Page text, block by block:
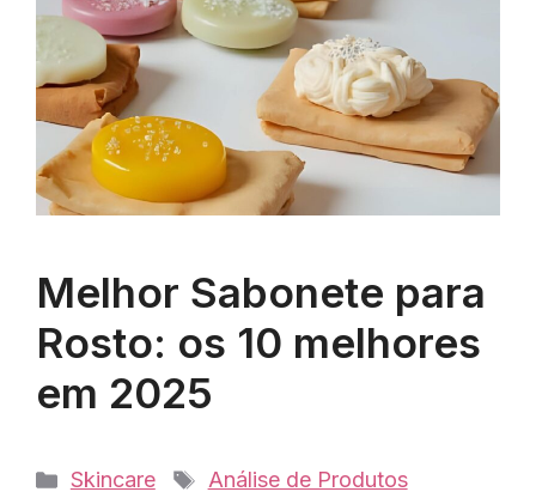
Melhor Sabonete para
Rosto: os 10 melhores
em 2025
Categorias
Skincare Tags
Análise de Produtos